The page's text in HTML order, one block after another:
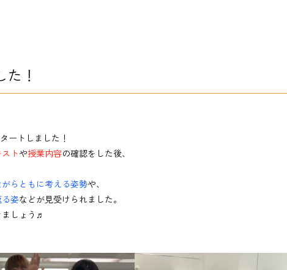
！
ートしました！
トや授業内容の確認をした後、
らともに考える姿勢や、
姿などが見受けられました。
しょう♬